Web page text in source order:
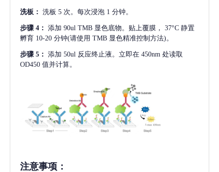
洗板： 洗板 5 次。每次浸泡 1 分钟。
步骤 4： 添加 90ul TMB 显色底物。贴上覆膜， 37°C 静置
孵育 10-20 分钟(请使用 TMB 显色精准控制方法)。
步骤 5： 添加 50ul 反应终止液。立即在 450nm 处读取
OD450 值并计算。
注意事项 ：